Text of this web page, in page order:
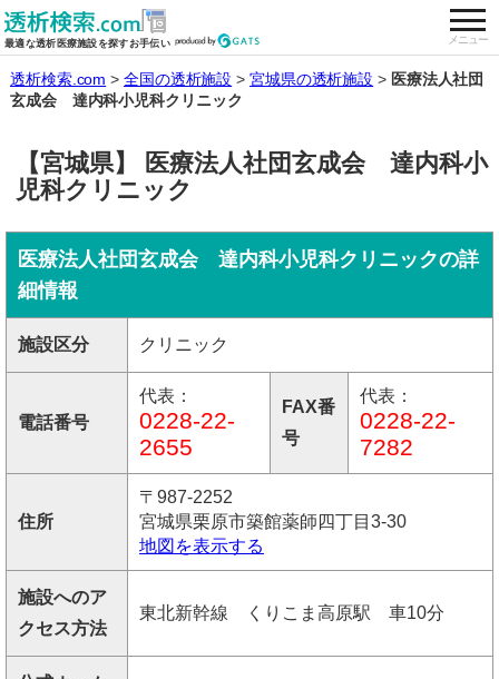
最適な透析医療施設を探すお手伝い メニュー
全国の透析施設を検索する
透析検索.com 全国の透析施設 宮城県の透析施設
医療法人社団
玄成会 達内科小児科クリニック
【宮城県】 医療法人社団玄成会 達内科小
児科クリニック
医療法人社団玄成会 達内科小児科クリニックの詳
細情報
施設区分 クリニック
電話番号
代表：
0228-22-
2655
FAX番
号
代表：
0228-22-
7282
住所
〒987-2252
宮城県栗原市築館薬師四丁目3-30
地図を表示する
施設へのア
クセス方法
東北新幹線 くりこま高原駅 車10分